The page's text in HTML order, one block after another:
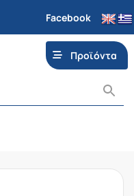
Facebook
Προϊόντα